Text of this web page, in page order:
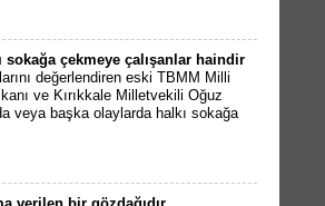
sokağa çekmeye çalışanlar haindir
değerlendiren eski TBMM Milli
ve Kırıkkale Milletvekili Oğuz
veya başka olaylarda halkı sokağa